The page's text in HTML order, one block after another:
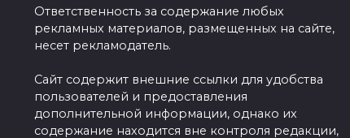
Ответственность за содержание любых
рекламных материалов, размещенных на сайте,
несет рекламодатель.
Сайт содержит внешние ссылки для удобства
пользователей и предоставления
дополнительной информации, однако их
содержание находится вне контроля редакции,